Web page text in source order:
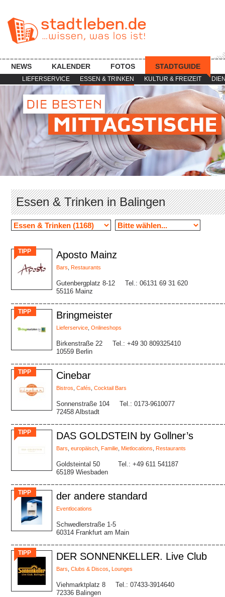
LIEFERSERVICE ESSEN & TRINKEN KULTUR & FREIZEIT
NEWS KALENDER FOTOS STADTGUIDE
Essen & Trinken in Balingen
TIPP Aposto Mainz
Bars Restaurants
Gutenbergplatz 8-12
55116 Mainz
Tel.: 06131 69 31 620
TIPP Bringmeister
Lieferservice Onlineshops
Birkenstraße 22
10559 Berlin
Tel.: +49 30 809325410
TIPP Cinebar
Bistros Cafés Cocktail Bars
Sonnenstraße 104
72458 Albstadt
Tel.: 0173-9610077
TIPP DAS GOLDSTEIN by Gollner’s
Bars europäisch Familie Mietlocations Restaurants
Goldsteintal 50
65189 Wiesbaden
Tel.: +49 611 541187
TIPP der andere standard
Eventlocations
Schwedlerstraße 1-5
60314 Frankfurt am Main
TIPP DER SONNENKELLER. Live Club
Bars Clubs & Discos Lounges
Viehmarktplatz 8
72336 Balingen
Tel.: 07433-3914640